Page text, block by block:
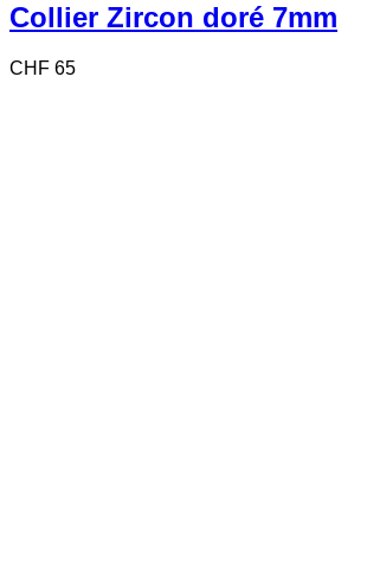
Collier Zircon doré 7mm
CHF 65